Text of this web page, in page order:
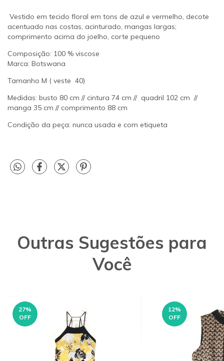
Vestido em tecido floral em tons de azul e vermelho, decote
acentuado nas costas, acinturado, mangas largas;
comprimento acima do joelho, corte pequeno
Composição: 100 % viscose
Marca: Botswana
Tamanho M ( veste 40)
Medidas: busto 80 cm // cintura 74 cm // quadril 102 cm //
manga 35 cm // comprimento 88 cm
Condição da peça: nunca usada e com etiqueta
Outras Sugestões para
Você
27%
OFF
12%
OFF